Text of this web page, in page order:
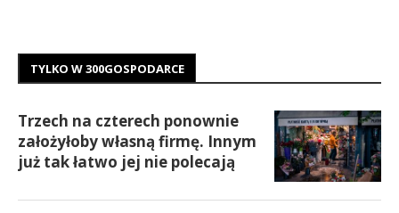
TYLKO W 300GOSPODARCE
Trzech na czterech ponownie
założyłoby własną firmę. Innym
już tak łatwo jej nie polecają